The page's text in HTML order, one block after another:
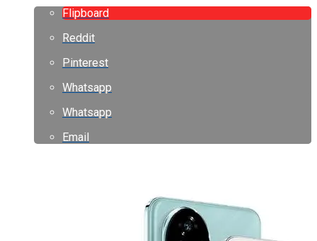
Flipboard
Reddit
Pinterest
Whatsapp
Whatsapp
Email